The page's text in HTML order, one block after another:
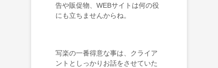
告や販促物、WEBサイトは何の役
にも立ちませんからね。
写楽の一番得意な事は、クライア
ントとしっかりお話をさせていた